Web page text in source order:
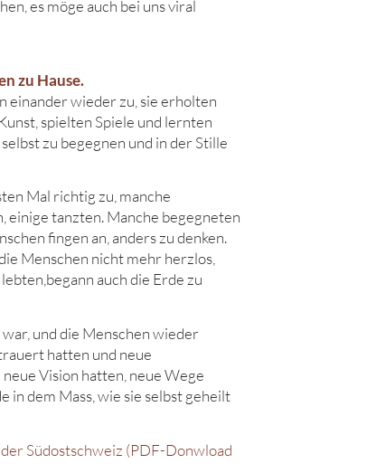
es möge auch bei uns viral
zu Hause.
einander wieder zu, sie erholten
spielten Spiele und lernten
zu begegnen und in der Stille
Mal richtig zu, manche
einige tanzten. Manche begegneten
fingen an, anders zu denken.
Menschen nicht mehr herzlos,
auch die Erde zu
und die Menschen wieder
hatten und neue
Vision hatten, neue Wege
in dem Mass, wie sie selbst geheilt
Südostschweiz (PDF-Donwload